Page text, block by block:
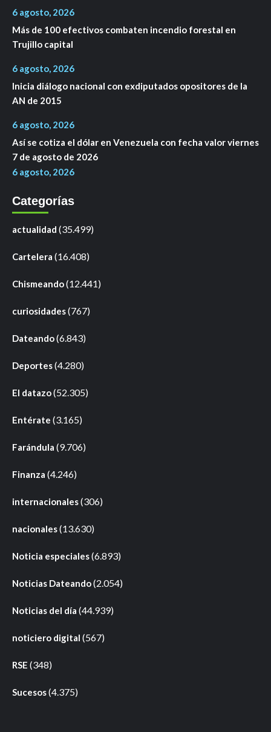
6 agosto, 2026
Más de 100 efectivos combaten incendio forestal en
Trujillo capital
6 agosto, 2026
Inicia diálogo nacional con exdiputados opositores de la
AN de 2015
6 agosto, 2026
Así se cotiza el dólar en Venezuela con fecha valor viernes
7 de agosto de 2026
6 agosto, 2026
Categorías
actualidad (35.499)
Cartelera (16.408)
Chismeando(12.441)
curiosidades(767)
Dateando(6.843)
Deportes(4.280)
El datazo(52.305)
Entérate (3.165)
Farándula (9.706)
Finanza (4.246)
internacionales(306)
nacionales(13.630)
Noticia especiales(6.893)
Noticias Dateando(2.054)
Noticias del día (44.939)
noticiero digital (567)
RSE (348)
Sucesos(4.375)